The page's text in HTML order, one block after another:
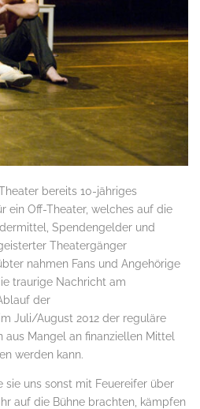
bereits 10-jähriges
ein Off-Theater, welches auf die
Spendengelder und
Theatergänger
nahmen Fans und Angehörige
traurige Nachricht am
der
Juli/August 2012 der reguläre
Mangel an finanziellen Mittel
werden kann.
sie uns sonst mit Feuereifer über
auf die Bühne brachten, kämpfen